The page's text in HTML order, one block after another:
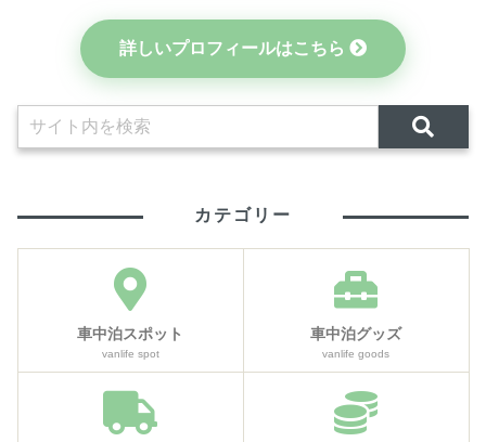
詳しいプロフィールはこちら
カテゴリー
車中泊スポット
vanlife spot
車中泊グッズ
vanlife goods